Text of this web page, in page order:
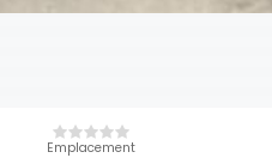
Emplacement